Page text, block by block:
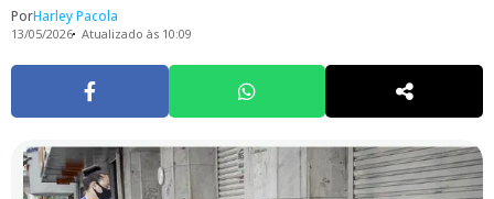
PorHarley Pacola
13/05/2026 Atualizado às 10:09